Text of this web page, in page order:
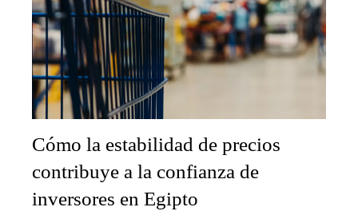
Cómo la estabilidad de precios
contribuye a la confianza de
inversores en Egipto